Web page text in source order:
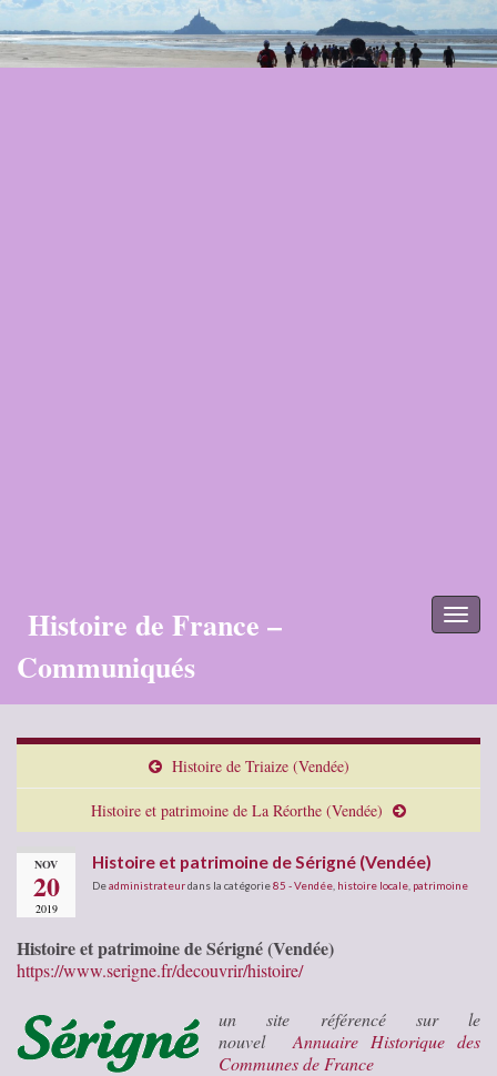
Histoire de France –
Communiqués
Histoire de Triaize (Vendée)
Histoire et patrimoine de La Réorthe (Vendée)
NOV
20
2019
Histoire et patrimoine de Sérigné (Vendée)
Deadministrateurdans la catégorie85 - Vendée histoire locale patrimoine
Histoire et patrimoine de Sérigné (Vendée)
https://www.serigne.fr/decouvrir/histoire/
un site référencé sur le
nouvel Annuaire Historique des
Communes de France